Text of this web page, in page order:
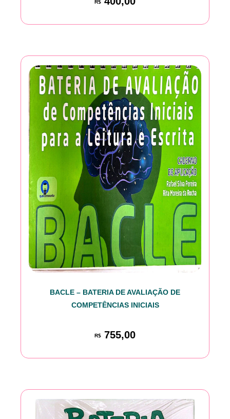
R$
BACLE – BATERIA DE AVALIAÇÃO DE
COMPETÊNCIAS INICIAIS
R$ 755,00